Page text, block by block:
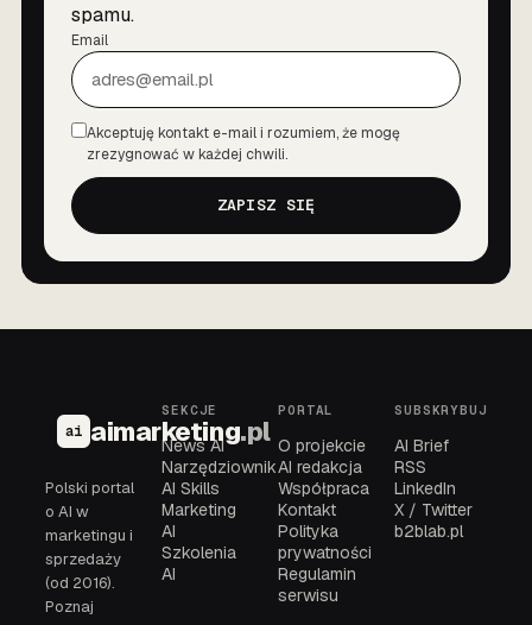
spamu.
Email
Zgoda
Akceptuję kontakt e-mail i rozumiem, że mogę
zrezygnować w każdej chwili.
ZAPISZ SIĘ
ai aimarketing.pl
Polski portal
o AI w
marketingu i
sprzedaży
(od 2016).
Poznaj
SEKCJE
News AI
Narzędziownik
AI Skills
Marketing
AI
Szkolenia
AI
PORTAL
O projekcie
AI redakcja
Współpraca
Kontakt
Polityka
prywatności
Regulamin
serwisu
SUBSKRYBUJ
AI Brief
RSS
LinkedIn
X / Twitter
b2blab.pl